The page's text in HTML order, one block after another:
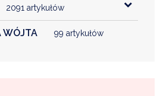
2091 artykułów
WÓJTA 99 artykułów